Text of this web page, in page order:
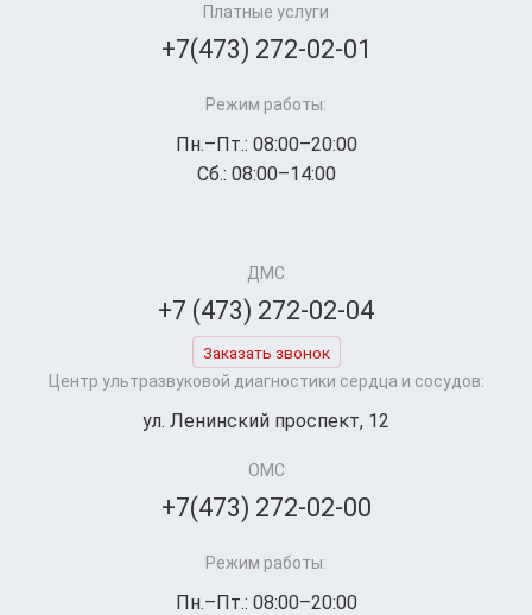
Платные услуги
+7(473) 272-02-01
Режим работы:
Пн.–Пт.: 08:00–20:00
Сб.: 08:00–14:00
ДМС
+7 (473) 272-02-04
Заказать звонок
Центр ультразвуковой диагностики сердца и сосудов:
ул. Ленинский проспект, 12
ОМС
+7(473) 272-02-00
Режим работы:
Пн.–Пт.: 08:00–20:00